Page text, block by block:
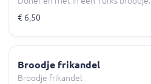
€ 6,50
Broodje frikandel
Broodje frikandel